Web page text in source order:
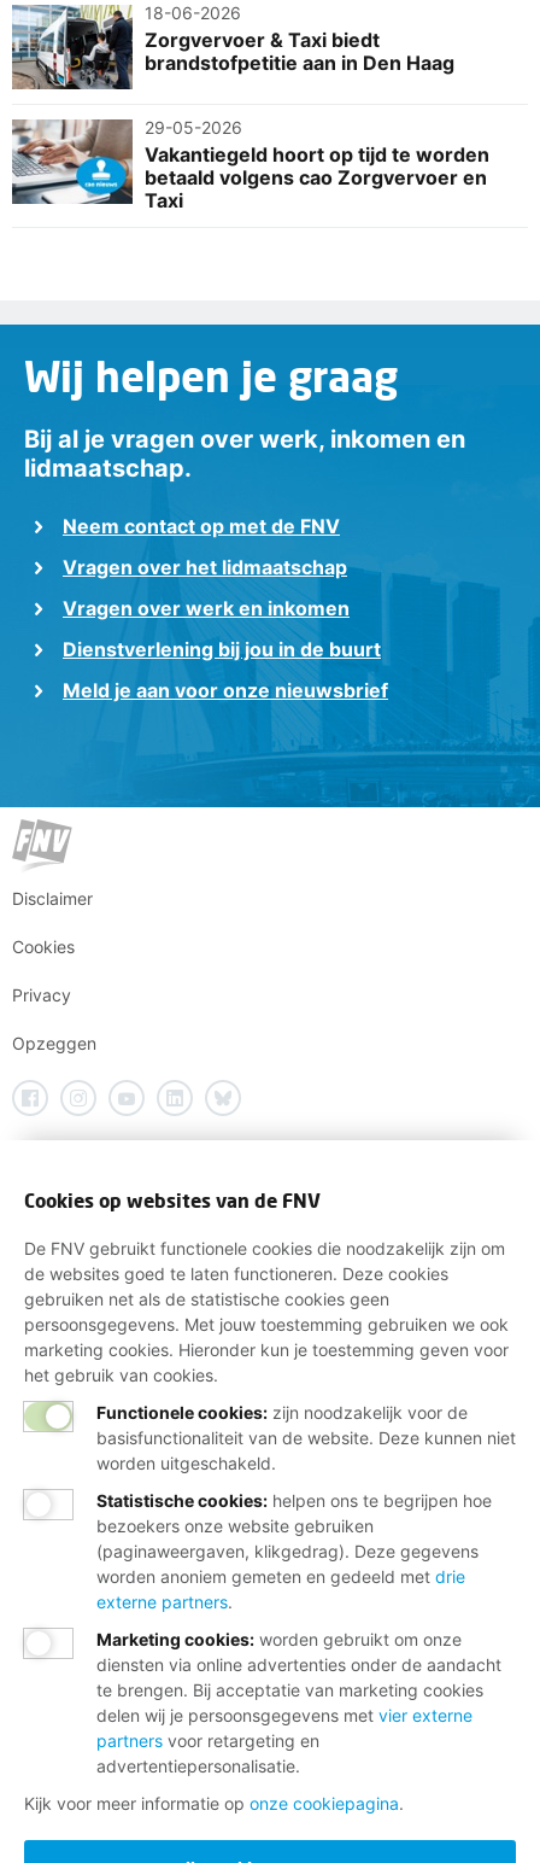
18-06-2026
Zorgvervoer & Taxi biedt
brandstofpetitie aan in Den Haag
29-05-2026
Vakantiegeld hoort op tijd te worden
betaald volgens cao Zorgvervoer en
Taxi
Wij helpen je graag
Bij al je vragen over werk, inkomen en
lidmaatschap.
Neem contact op met de FNV
Vragen over het lidmaatschap
Vragen over werk en inkomen
Dienstverlening bij jou in de buurt
Meld je aan voor onze nieuwsbrief
Disclaimer
Cookies
Privacy
Opzeggen
Cookies op websites van de FNV
De FNV gebruikt functionele cookies die noodzakelijk zijn om
de websites goed te laten functioneren. Deze cookies
gebruiken net als de statistische cookies geen
persoonsgegevens. Met jouw toestemming gebruiken we ook
marketing cookies. Hieronder kun je toestemming geven voor
het gebruik van cookies.
Functionele cookies: zijn noodzakelijk voor de
basisfunctionaliteit van de website. Deze kunnen niet
worden uitgeschakeld.
Statistische cookies: helpen ons te begrijpen hoe
bezoekers onze website gebruiken
(paginaweergaven, klikgedrag). Deze gegevens
worden anoniem gemeten en gedeeld met drie
externe partners.
Marketing cookies: worden gebruikt om onze
diensten via online advertenties onder de aandacht
te brengen. Bij acceptatie van marketing cookies
delen wij je persoonsgegevens met vier externe
partners voor retargeting en
advertentiepersonalisatie.
Kijk voor meer informatie op onze cookiepagina.